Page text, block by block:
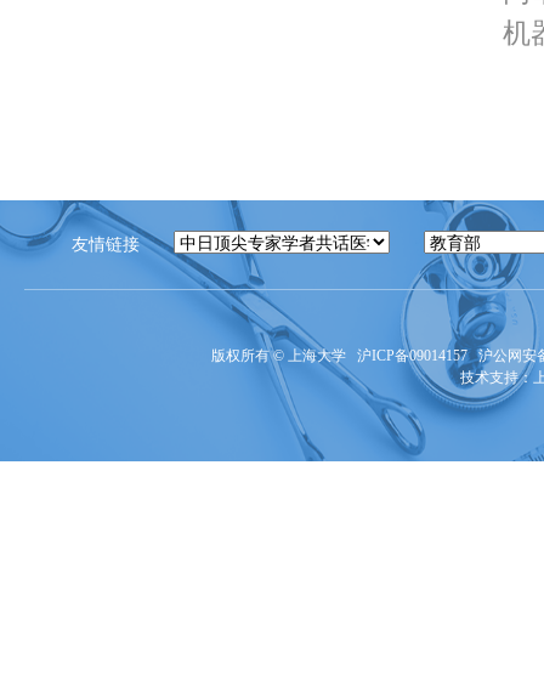
机
友情链接
版权所有 © 上海大学 沪ICP备09014157 沪公网安
技术支持：